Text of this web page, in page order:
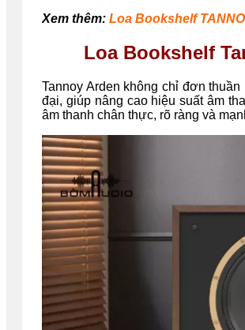
Xem thêm: Loa Bookshelf
Loa Bookshelf
Tannoy Arden không chỉ đơn
đại, giúp nâng cao hiệu suất âm
âm thanh chân thực, rõ ràng và